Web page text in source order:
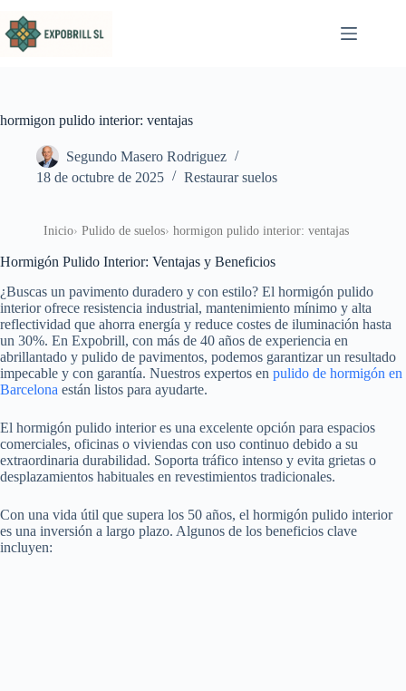
hormigon pulido interior: ventajas
Segundo Masero Rodriguez
18 de octubre de 2025
Restaurar suelos
Inicio Pulido de suelos hormigon pulido interior: ventajas
Hormigón Pulido Interior: Ventajas y Beneficios
¿Buscas un pavimento duradero y con estilo? El hormigón pulido
interior ofrece resistencia industrial, mantenimiento mínimo y alta
reflectividad que ahorra energía y reduce costes de iluminación hasta
un 30%. En Expobrill, con más de 40 años de experiencia en
abrillantado y pulido de pavimentos, podemos garantizar un resultado
impecable y con garantía. Nuestros expertos en pulido de hormigón en
Barcelona están listos para ayudarte.
El hormigón pulido interior es una excelente opción para espacios
comerciales, oficinas o viviendas con uso continuo debido a su
extraordinaria durabilidad. Soporta tráfico intenso y evita grietas o
desplazamientos habituales en revestimientos tradicionales.
Con una vida útil que supera los 50 años, el hormigón pulido interior
es una inversión a largo plazo. Algunos de los beneficios clave
incluyen: